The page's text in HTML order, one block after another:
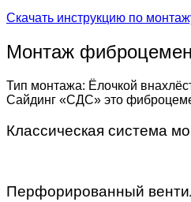
Скачать инструкцию по
Монтаж
Тип монтажа: Ёлочкой
Сайдинг «СДС» это
Классическая система
Перфорированный